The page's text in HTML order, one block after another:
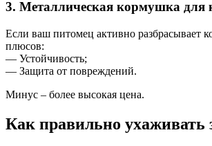
3. Металлическая кормушка для
Если ваш питомец активно разбрасывает
плюсов:
— Устойчивость;
— Защита от повреждений.
Минус – более высокая цена.
Как правильно ухаживать